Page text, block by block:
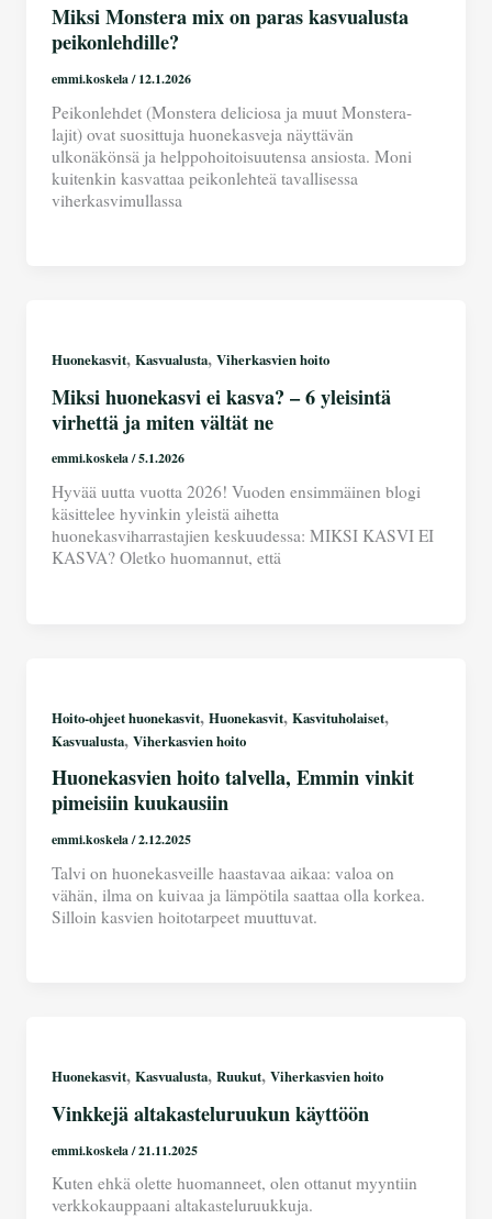
Miksi Monstera mix on paras kasvualusta
peikonlehdille?
emmi.koskela/12.1.2026
Peikonlehdet (Monstera deliciosa ja muut Monstera-
lajit) ovat suosittuja huonekasveja näyttävän
ulkonäkönsä ja helppohoitoisuutensa ansiosta. Moni
kuitenkin kasvattaa peikonlehteä tavallisessa
viherkasvimullassa
Huonekasvit,Kasvualusta,Viherkasvien hoito
Miksi huonekasvi ei kasva? – 6 yleisintä
virhettä ja miten vältät ne
emmi.koskela/5.1.2026
Hyvää uutta vuotta 2026! Vuoden ensimmäinen blogi
käsittelee hyvinkin yleistä aihetta
huonekasviharrastajien keskuudessa: MIKSI KASVI EI
KASVA? Oletko huomannut, että
Hoito-ohjeet huonekasvit,Huonekasvit,Kasvituholaiset,
Kasvualusta,Viherkasvien hoito
Huonekasvien hoito talvella, Emmin vinkit
pimeisiin kuukausiin
emmi.koskela/2.12.2025
Talvi on huonekasveille haastavaa aikaa: valoa on
vähän, ilma on kuivaa ja lämpötila saattaa olla korkea.
Silloin kasvien hoitotarpeet muuttuvat.
Huonekasvit,Kasvualusta,Ruukut,Viherkasvien hoito
Vinkkejä altakasteluruukun käyttöön
emmi.koskela/21.11.2025
Kuten ehkä olette huomanneet, olen ottanut myyntiin
verkkokauppaani altakasteluruukkuja.